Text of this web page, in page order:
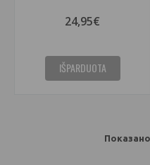
24,95€
IŠPARDUOTA
Показано